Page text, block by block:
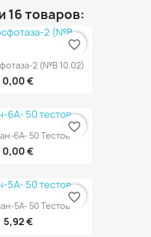
16 товаров:
2 (№В 10.02)
0,00 €
favorite_border
6А- 50 Тестов
0,00 €
favorite_border
5А- 50 Тестов
5,92 €
favorite_border